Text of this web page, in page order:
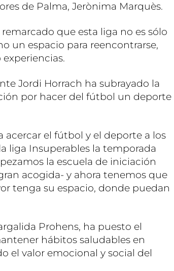
de Palma, Jerònima Marquès.
que esta liga no es sólo
un espacio para reencontrarse,
Jordi Horrach ha subrayado la
por hacer del fútbol un deporte
acercar el fútbol y el deporte a los
liga Insuperables la temporada
la escuela de iniciación
acogida- y ahora tenemos que
tenga su espacio, donde puedan
Prohens, ha puesto el
hábitos saludables en
el valor emocional y social del